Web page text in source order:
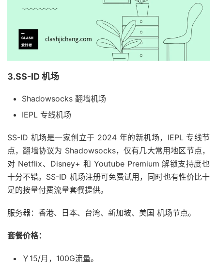
3.SS-ID 机场
Shadowsocks 翻墙机场
IEPL 专线机场
SS-ID 机场是一家创立于 2024 年的新机场，IEPL 专线节
点，翻墙协议为 Shadowsocks，仅有几大常用地区节点，
对 Netflix、Disney+ 和 Youtube Premium 解锁支持度也
十分不错。SS-ID 机场注册可免费试用，同时也有性价比十
足的按量付费流量套餐提供。
服务器：香港、日本、台湾、新加坡、美国 机场节点。
套餐价格：
￥15/月，100G流量。